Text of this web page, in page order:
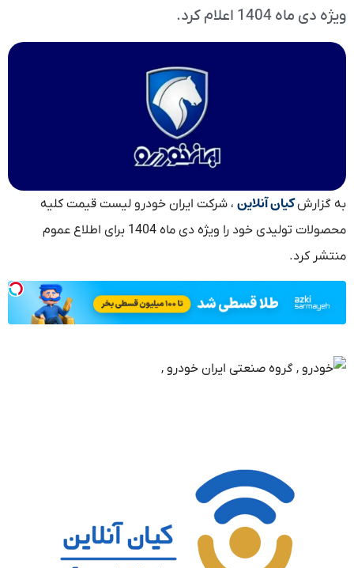
ویژه دی ماه 1404 اعلام کرد.
به گزارشکیان آنلاین ، شرکت ایران خودرو لیست قیمت کلیه
محصولات تولیدی خود را ویژه دی ماه 1404 برای اطلاع عموم
منتشر کرد.